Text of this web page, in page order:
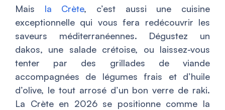
Mais la Crète, c’est aussi une cuisine
exceptionnelle qui vous fera redécouvrir les
saveurs méditerranéennes. Dégustez un
dakos, une salade crétoise, ou laissez-vous
tenter par des grillades de viande
accompagnées de légumes frais et d’huile
d’olive, le tout arrosé d’un bon verre de raki.
La Crète en 2026 se positionne comme la